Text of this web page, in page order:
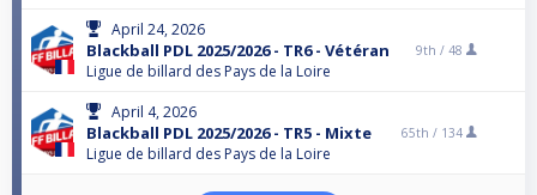
April 24, 2026
Blackball PDL 2025/2026 - TR6 - Vétéran
Ligue de billard des Pays de la Loire
9th / 48
April 4, 2026
Blackball PDL 2025/2026 - TR5 - Mixte
Ligue de billard des Pays de la Loire
65th / 134